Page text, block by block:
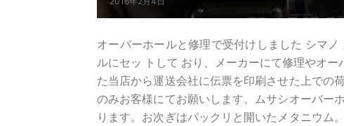
オーバーホールと修理で受付けしました シマ
ルにセッ トして おり、メーカーにて修理やオ
た当店から運送会社に伝票を印刷させた上での
のみお客様にてお願いします。ムサシオーバー
ります。お次ぎはパックリと開いたメタニウム